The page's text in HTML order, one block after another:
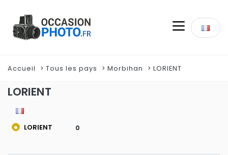
Accueil Tous les pays Morbihan LORIENT
LORIENT
LORIENT 0